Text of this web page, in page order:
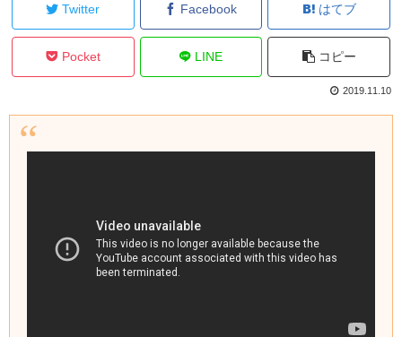
Twitter Facebook はてブ
Pocket LINE コピー
2019.11.10